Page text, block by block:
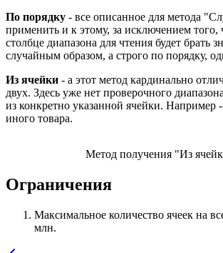
По порядку - все описанное для метода
применить и к этому, за исключением того,
столбце диапазона для чтения будет брать
случайным образом, а строго по порядку,
Из ячейки - а этот метод кардинально
двух. Здесь уже нет проверочного
из конкретно указанной ячейки. Например
иного товара.
Метод получения "Из
Ограничения
Максимальное количество ячеек на
млн.